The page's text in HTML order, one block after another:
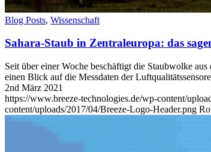
Blog Posts, Wissenschaft
Sahara-Staub in Zentraleuropa: das
Seit über einer Woche beschäftigt die Staubwolke
einen Blick auf die Messdaten der
2nd März 2021
https://www.breeze-technologies.de/wp-content/
content/uploads/2017/04/Breeze-Logo-Header.png